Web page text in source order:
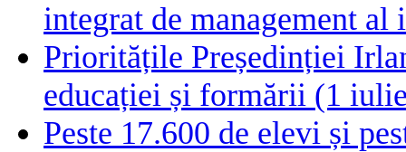
integrat de management
Prioritățile Președinției
educației și formării (1
Peste 17.600 de elevi și